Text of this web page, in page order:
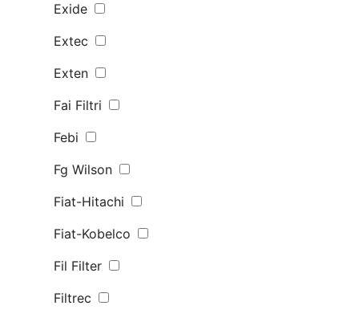
Exide
Extec
Exten
Fai Filtri
Febi
Fg Wilson
Fiat-Hitachi
Fiat-Kobelco
Fil Filter
Filtrec